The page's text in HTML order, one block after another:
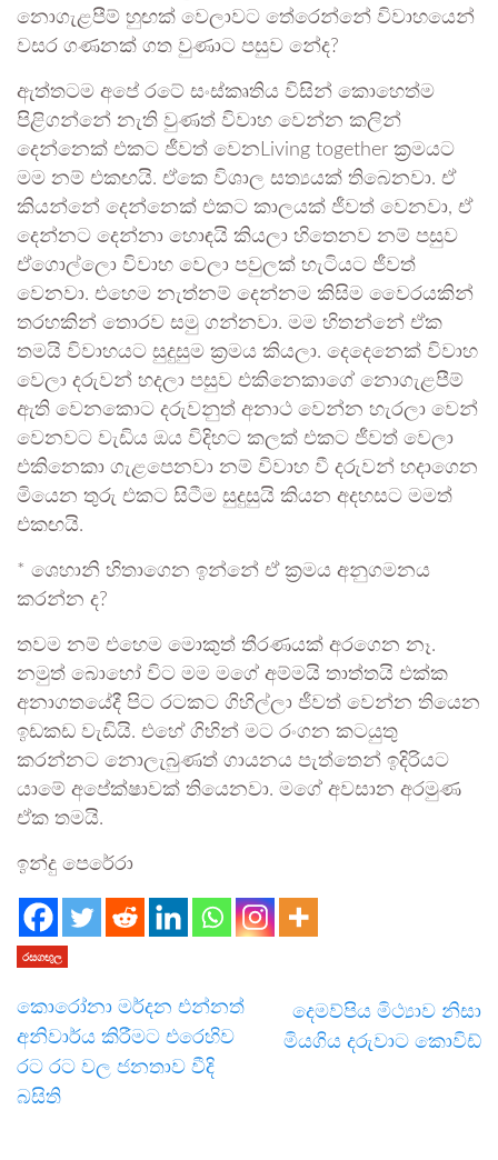
නොගැළපීම් හුඟක් වෙලාවට තේරෙන්නේ විවාහයෙන්
වසර ගණනක් ගත වුණාට පසුව නේද?
ඇත්තටම අපේ රටේ සංස්කෘතිය විසින් කොහෙත්ම
පිළිගන්නේ නැති වුණත් විවාහ වෙන්න කලින්
දෙන්නෙක් එකට ජීවත් වෙනLiving together ක්‍රමයට
මම නම් එකඟයි. ඒකෙ විශාල සත්‍යයක් තිබෙනවා. ඒ
කියන්නේ දෙන්නෙක් එකට කාලයක් ජීවත් වෙනවා, ඒ
දෙන්නට දෙන්නා හොඳයි කියලා හිතෙනව නම් පසුව
ඒගොල්ලො විවාහ වෙලා පවුලක් හැටියට ජීවත්
වෙනවා. එහෙම නැත්නම් දෙන්නම කිසිම වෛරයකින්
තරහකින් තොරව සමු ගන්නවා. මම හිතන්නේ ඒක
තමයි විවාහයට සුදුසුම ක්‍රමය කියලා. දෙදෙනෙක් විවාහ
වෙලා දරුවන් හදලා පසුව එකිනෙකාගේ නොගැළපීම්
ඇති වෙනකොට දරුවනුත් අනාථ වෙන්න හැරලා වෙන්
වෙනවට වැඩිය ඔය විදිහට කලක් එකට ජීවත් වෙලා
එකිනෙකා ගැළපෙනවා නම් විවාහ වී දරුවන් හදාගෙන
මියෙන තුරු එකට සිටීම සුදුසුයි කියන අදහසට මමත්
එකඟයි.
* ශෙහානි හිතාගෙන ඉන්නේ ඒ ක්‍රමය අනුගමනය
කරන්න ද?
තවම නම් එහෙම මොකුත් තීරණයක් අරගෙන නෑ.
නමුත් බොහෝ විට මම මගේ අම්මයි තාත්තයි එක්ක
අනාගතයේදී පිට රටකට ගිහිල්ලා ජීවත් වෙන්න තියෙන
ඉඩකඩ වැඩියි. එහේ ගිහින් මට රංගන කටයුතු
කරන්නට නොලැබුණත් ගායනය පැත්තෙන් ඉදිරියට
යාමේ අපේක්ෂාවක් තියෙනවා. මගේ අවසාන අරමුණ
ඒක තමයි.
ඉන්දු පෙරේරා
රසගඟුල
කොරෝනා මර්දන එන්නත්
අනිවාර්ය කිරීමට එරෙහිව
රට රට වල ජනතාව වීදි
බසිති
දෙමව්පිය මිථ්‍යාව නිසා
මියගිය දරුවාට කොවිඩ්